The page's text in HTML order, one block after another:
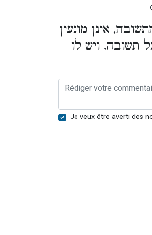
אינן מונעין
תשובה, ויש לו
Je veux être averti des